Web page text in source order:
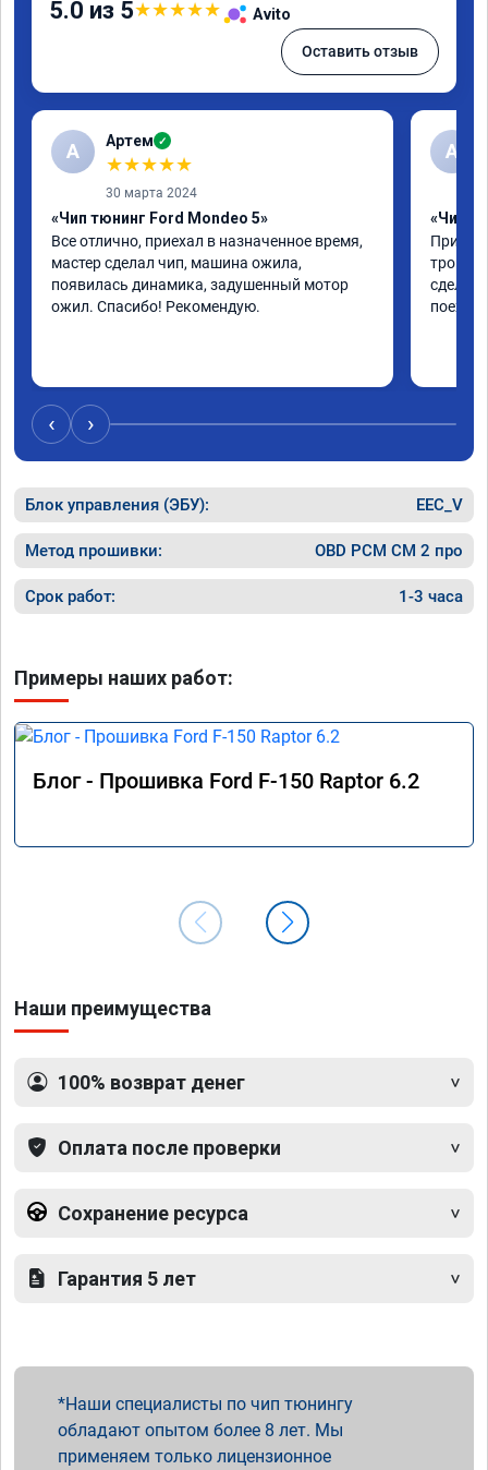
5.0 из 5★★★★★ Avito
Оставить отзыв
А Артем ✓
★★★★★
30 марта 2024
«Чип тюнинг Ford Mondeo 5»
Все отлично, приехал в назначенное время,
мастер сделал чип, машина ожила,
появилась динамика, задушенный мотор
ожил. Спасибо! Рекомендую.
А
«Чип
троила
‹ ›
Блок управления (ЭБУ): EEC_V
Метод прошивки: OBD PCM СМ 2 про
Срок работ: 1-3 часа
Примеры наших работ:
Блог - Прошивка Ford F-150 Raptor 6.2
Наши преимущества
100% возврат денег
Оплата после проверки
Сохранение ресурса
Гарантия 5 лет
Наши специалисты по чип тюнингу
обладают опытом более 8 лет. Мы
применяем только лицензионное